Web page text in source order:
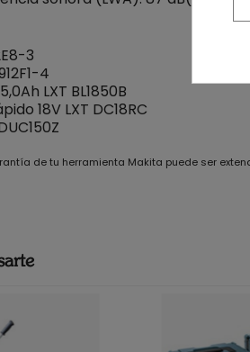
3
4
LXT BL1850B
18V LXT DC18RC
de tu herramienta Makita puede ser